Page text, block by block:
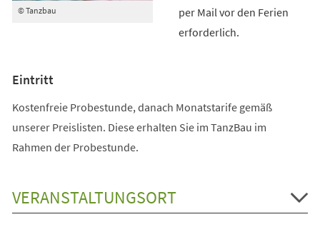
© Tanzbau
per Mail vor den Ferien
erforderlich.
Eintritt
Kostenfreie Probestunde, danach Monatstarife gemäß
unserer Preislisten. Diese erhalten Sie im TanzBau im
Rahmen der Probestunde.
VERANSTALTUNGSORT